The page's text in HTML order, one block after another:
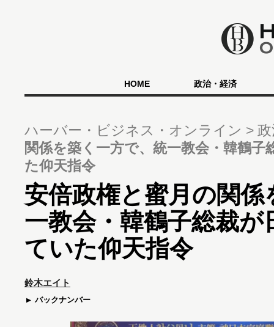
HOME 政治・経済
ハーバー・ビジネス・オンライン
関係を築く一方で、統一教会・韓鶴
た仰天指令
安倍政権と蜜月の関
一教会・韓鶴子総裁
ていた仰天指令
鈴木エイト
バックナンバー